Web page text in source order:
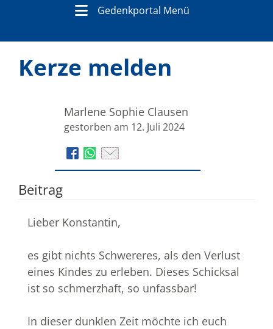
Gedenkportal Menü
Kerze melden
Marlene Sophie Clausen
gestorben am 12. Juli 2024
Beitrag
Lieber Konstantin,
es gibt nichts Schwereres, als den Verlust
eines Kindes zu erleben. Dieses Schicksal
ist so schmerzhaft, so unfassbar!
In dieser dunklen Zeit möchte ich euch